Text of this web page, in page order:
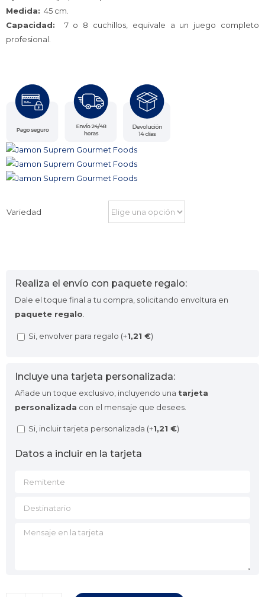
Medida: 45 cm.
Capacidad: 7 o 8 cuchillos, equivale a un juego completo
profesional.
Variedad
Realiza el envío con paquete regalo:
Dale el toque final a tu compra, solicitando envoltura en
paquete regalo
Si, envolver para regalo (+1,21 €)
Incluye una tarjeta personalizada:
Añade un toque exclusivo, incluyendo una tarjeta
personalizada con el mensaje que desees.
Si, incluir tarjeta personalizada (+1,21 €)
Datos a incluir en la tarjeta